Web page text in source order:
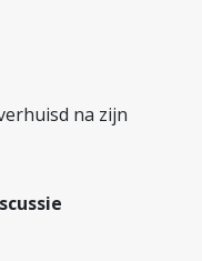
na zijn